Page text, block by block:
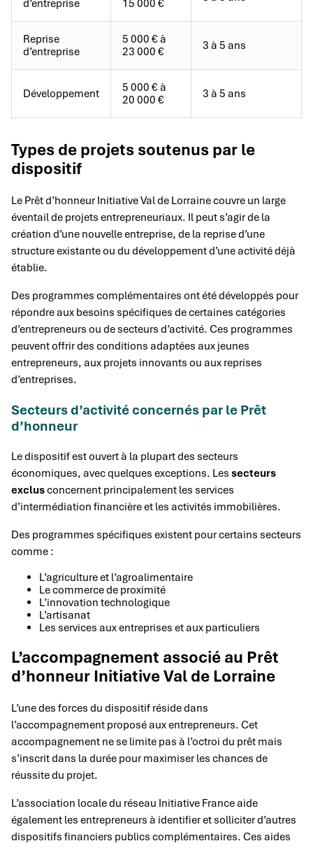
d’entreprise 15 000 €
Reprise
d’entreprise
5 000 € à
23 000 €
3 à 5 ans
Développement
5 000 € à
20 000 €
3 à 5 ans
Types de projets soutenus par le
dispositif
Le Prêt d’honneur Initiative Val de Lorraine couvre un large
éventail de projets entrepreneuriaux. Il peut s’agir de la
création d’une nouvelle entreprise, de la reprise d’une
structure existante ou du développement d’une activité déjà
établie.
Des programmes complémentaires ont été développés pour
répondre aux besoins spécifiques de certaines catégories
d’entrepreneurs ou de secteurs d’activité. Ces programmes
peuvent offrir des conditions adaptées aux jeunes
entrepreneurs, aux projets innovants ou aux reprises
d’entreprises.
Secteurs d’activité concernés par le Prêt
d’honneur
Le dispositif est ouvert à la plupart des secteurs
économiques, avec quelques exceptions. Les secteurs
exclusconcernent principalement les services
d’intermédiation financière et les activités immobilières.
Des programmes spécifiques existent pour certains secteurs
comme :
L’agriculture et l’agroalimentaire
Le commerce de proximité
L’innovation technologique
L’artisanat
Les services aux entreprises et aux particuliers
L’accompagnement associé au Prêt
d’honneur Initiative Val de Lorraine
L’une des forces du dispositif réside dans
l’accompagnement proposé aux entrepreneurs. Cet
accompagnement ne se limite pas à l’octroi du prêt mais
s’inscrit dans la durée pour maximiser les chances de
réussite du projet.
L’association locale du réseau Initiative France aide
également les entrepreneurs à identifier et solliciter d’autres
dispositifs financiers publics complémentaires. Ces aides